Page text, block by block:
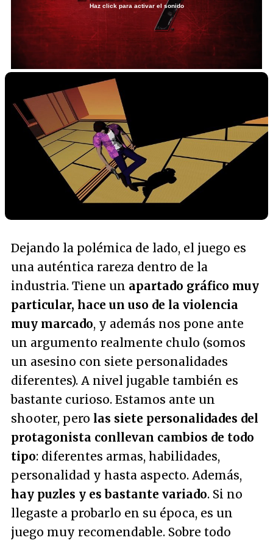
Unmute /
63.34%
Haz click para activar el sonido
Dejando la polémica de lado, el juego es
una auténtica rareza dentro de la
industria. Tiene un apartado gráfico muy
particular, hace un uso de la violencia
muy marcado, y además nos pone ante
un argumento realmente chulo (somos
un asesino con siete personalidades
diferentes). A nivel jugable también es
bastante curioso. Estamos ante un
shooter, pero las siete personalidades del
protagonista conllevan cambios de todo
tipo: diferentes armas, habilidades,
personalidad y hasta aspecto. Además,
hay puzles y es bastante variado. Si no
llegaste a probarlo en su época, es un
juego muy recomendable. Sobre todo